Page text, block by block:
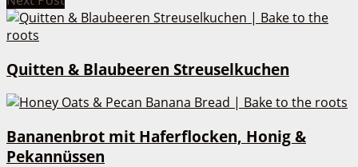
Quitten & Blaubeeren Streuselkuchen
Bananenbrot mit Haferflocken, Honig &
Pekannüssen